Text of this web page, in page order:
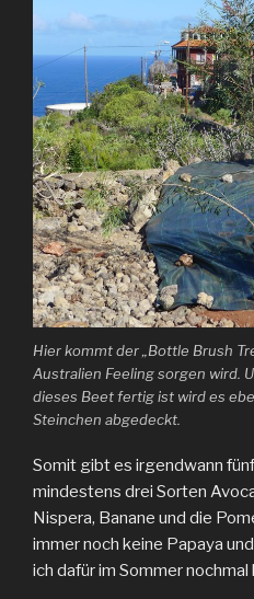
Hier kommt der „Bottle Brush
Australien Feeling sorgen wird.
dieses Beet fertig ist wird es
Steinchen abgedeckt.
Somit gibt es irgendwann
mindestens drei Sorten
Nispera, Banane und die
immer noch keine Papaya
ich dafür im Sommer nochmal